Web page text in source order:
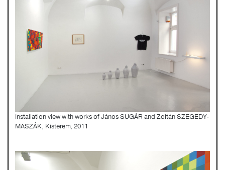
Installation view with works of János SUGÁR and Zoltán SZEGEDY-
MASZÁK, Kisterem, 2011